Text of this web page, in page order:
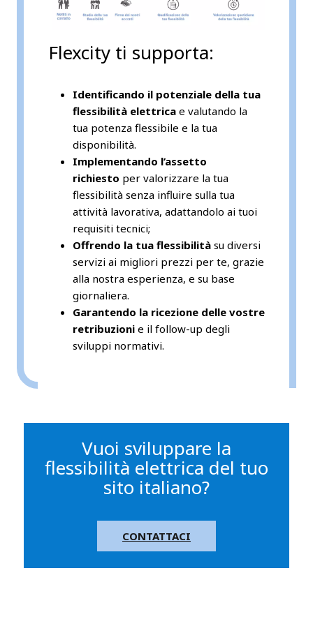
Flexcity ti supporta:
Identificando il potenziale della tua
flessibilità elettrica e valutando la
tua potenza flessibile e la tua
disponibilità.
Implementando l’assetto
richiesto per valorizzare la tua
flessibilità senza influire sulla tua
attività lavorativa, adattandolo ai tuoi
requisiti tecnici;
Offrendo la tua flessibilità su diversi
servizi ai migliori prezzi per te, grazie
alla nostra esperienza, e su base
giornaliera.
Garantendo la ricezione delle vostre
retribuzioni e il follow-up degli
sviluppi normativi.
Vuoi sviluppare la
flessibilità elettrica del tuo
sito italiano?
CONTATTACI